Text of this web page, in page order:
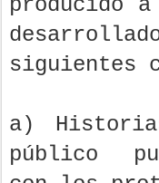
producido
siguientes
a)
público